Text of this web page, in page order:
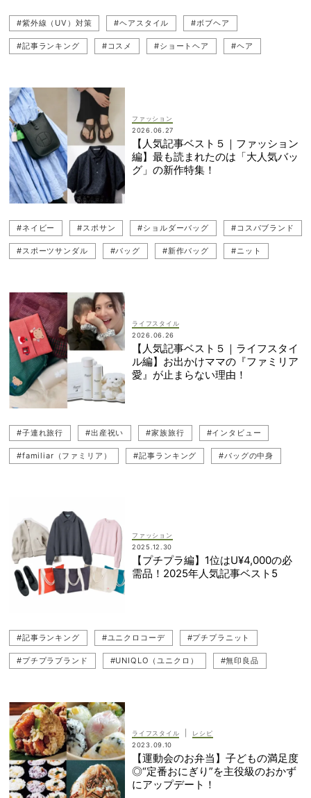
#紫外線（UV）対策 #ヘアスタイル #ボブヘア
#記事ランキング #コスメ #ショートヘア #ヘア
ファッション
2026.06.27
【人気記事ベスト５｜ファッション
編】最も読まれたのは「大人気バッ
グ」の新作特集！
#ネイビー #スポサン #ショルダーバッグ #コスパブランド
#スポーツサンダル #バッグ #新作バッグ #ニット
#Longchamp（ロンシャン）
ライフスタイル
2026.06.26
【人気記事ベスト５｜ライフスタイ
ル編】お出かけママの『ファミリア
愛』が止まらない理由！
#子連れ旅行 #出産祝い #家族旅行 #インタビュー
#familiar（ファミリア） #記事ランキング #バッグの中身
#海外旅行
ファッション
2025.12.30
【プチプラ編】1位はU¥4,000の必
需品！2025年人気記事ベスト5
#記事ランキング #ユニクロコーデ #プチプラニット
#プチプラブランド #UNIQLO（ユニクロ） #無印良品
ライフスタイル
レシピ
2023.09.10
【運動会のお弁当】子どもの満足度
◎“定番おにぎり”を主役級のおかず
にアップデート！